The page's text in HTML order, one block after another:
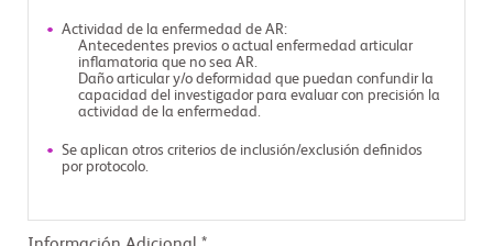
Actividad de la enfermedad de AR:
Antecedentes previos o actual enfermedad articular
inflamatoria que no sea AR.
Daño articular y/o deformidad que puedan confundir la
capacidad del investigador para evaluar con precisión la
actividad de la enfermedad.
Se aplican otros criterios de inclusión/exclusión definidos
por protocolo.